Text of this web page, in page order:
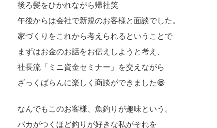
後ろ髪をひかれながら帰社笑
午後からは会社で新規のお客様と面談でした。
家づくりをこれから考えられるということで
まずはお金のお話をお伝えしようと考え、
社長流「ミニ資金セミナー」を交えながら
ざっくばらんに楽しく商談ができました😁
なんでもこのお客様、魚釣りが趣味という。
バカがつくほど釣りが好きな私がそれを